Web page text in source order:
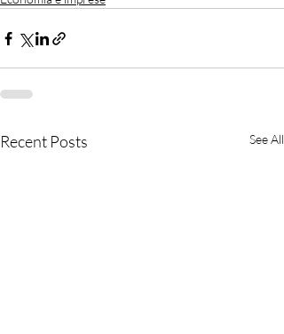
Recent Posts See All